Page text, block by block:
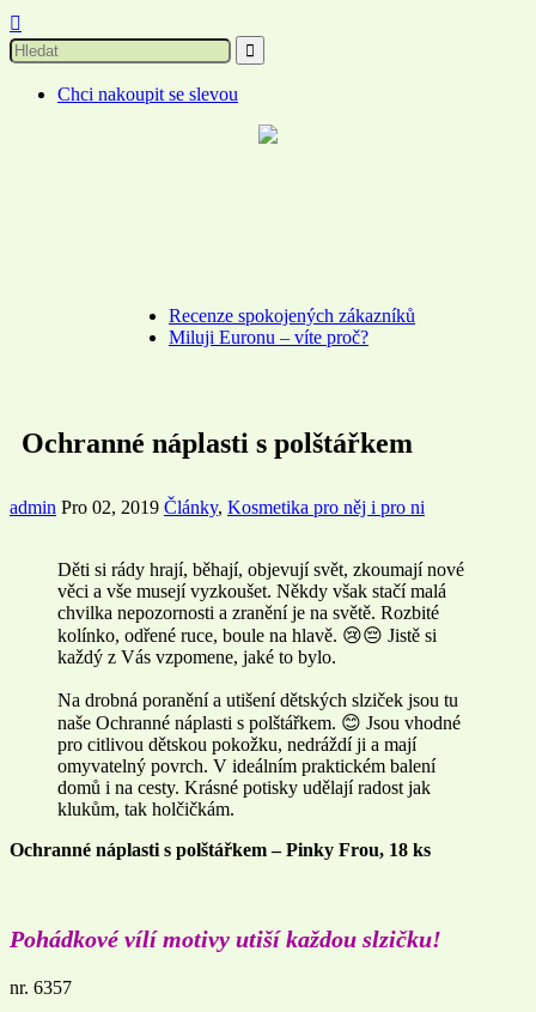

Chci nakoupit se slevou
Recenze spokojených zákazníků
Miluji Euronu – víte proč?
Ochranné náplasti s polštářkem
admin Pro 02, 2019 Články, Kosmetika pro něj i pro ni
Děti si rády hrají, běhají, objevují svět, zkoumají nové
věci a vše musejí vyzkoušet. Někdy však stačí malá
chvilka nepozornosti a zranění je na světě. Rozbité
kolínko, odřené ruce, boule na hlavě. 😢😔 Jistě si
každý z Vás vzpomene, jaké to bylo.
Na drobná poranění a utišení dětských slziček jsou tu
naše Ochranné náplasti s polštářkem. 😊 Jsou vhodné
pro citlivou dětskou pokožku, nedráždí ji a mají
omyvatelný povrch. V ideálním praktickém balení
domů i na cesty. Krásné potisky udělají radost jak
klukům, tak holčičkám.
Ochranné náplasti s polštářkem – Pinky Frou, 18 ks
Pohádkové vílí motivy utiší každou slzičku!
nr. 6357